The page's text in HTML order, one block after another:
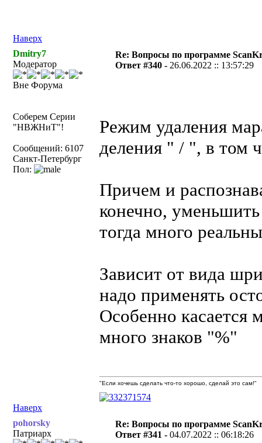
Наверх
Dmitry7
Модератор
Вне Форума
Соберем Серии
"НВЖНиТ"!
Сообщений: 6107
Санкт-Петербург
Пол:
Re: Вопросы по программе
Ответ #340 - 26.06.2022 :: 13:57:29
Режим удаления
деления " / ", в том
Причем и
конечно,
тогда много
Зависит от вида
надо применять
Особенно касается
много знаков "%"
Наверх
"Если хочешь сделать что-то хорошо, сделай это сам!"
pohorsky
Патриарх
Re: Вопросы по программе
Ответ #341 -04.07.2022 :: 06:18:26